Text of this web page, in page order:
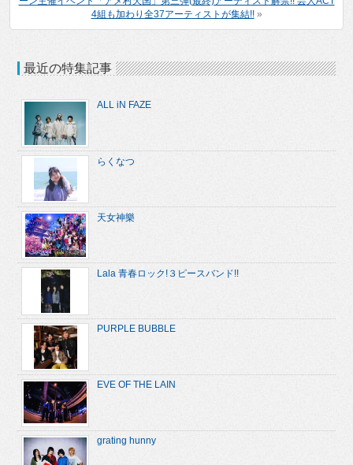
4組も加わり全37アーティストが集結!!»
最近の特集記事
ALL iN FAZE
らくなつ
天女神樂
Lala 青春ロック!３ピースバンド!!
PURPLE BUBBLE
EVE OF THE LAIN
grating hunny